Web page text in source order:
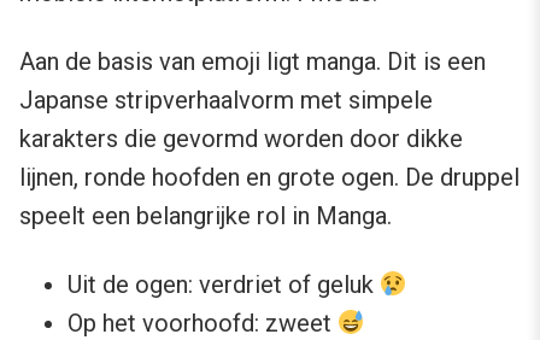
Aan de basis van emoji ligt manga. Dit is een
Japanse stripverhaalvorm met simpele
karakters die gevormd worden door dikke
lijnen, ronde hoofden en grote ogen. De druppel
speelt een belangrijke rol in Manga.
Uit de ogen: verdriet of geluk
Op het voorhoofd: zweet